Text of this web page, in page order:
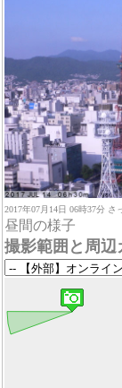
2017年07月14日 06時37分 さ
昼間の様子
撮影範囲と周辺